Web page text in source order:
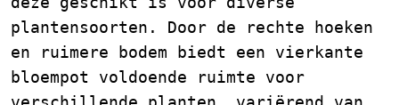
plantensoorten. Door de rechte hoeken
en ruimere bodem biedt een vierkante
bloempot voldoende ruimte voor